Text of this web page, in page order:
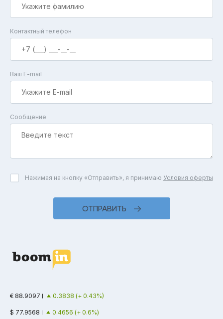
Контактный телефон
Ваш E-mail
Сообщение
Нажимая на кнопку «Отправить», я принимаю Условия оферты
ОТПРАВИТЬ
€ 88.9097 0.3838 (+ 0.43%)
$ 77.9568 0.4656 (+ 0.6%)